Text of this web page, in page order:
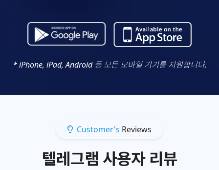
* iPhone, iPad, Android 등 모든 모바일 기기를 지원합니다.
Customer's Reviews
텔레그램 사용자 리뷰